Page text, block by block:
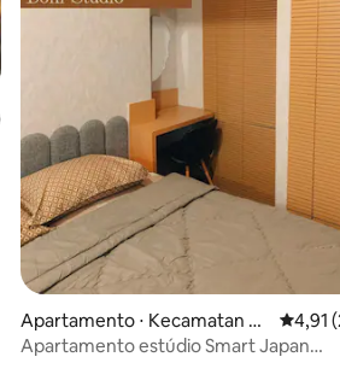
avaliação média de 5, 45 avaliações
Apartamento ⋅ Kecamatan Pe
njaringan
4,91
4,91
Apartamento estúdio Smart Japan